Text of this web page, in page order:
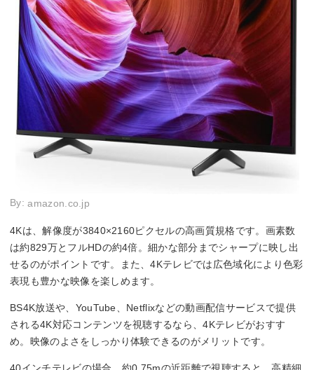
By:amazon.co.jp
4Kは、解像度が3840×2160ピクセルの高画質規格です。画素数
は約829万とフルHDの約4倍。細かな部分までシャープに映し出
せるのがポイントです。また、4Kテレビでは広色域化により色彩
表現も豊かな映像を楽しめます。
BS4K放送や、YouTube、Netflixなどの動画配信サービスで提供
される4K対応コンテンツを視聴するなら、4Kテレビがおすす
め。映像のよさをしっかり体験できるのがメリットです。
40インチテレビの場合、約0.75mの近距離で視聴すると、高精細